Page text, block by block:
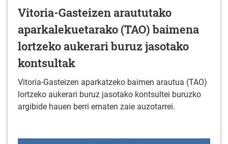
Vitoria-Gasteizen araututako
aparkalekuetarako (TAO) baimena
lortzeko aukerari buruz jasotako
kontsultak
Vitoria-Gasteizen aparkatzeko baimen arautua (TAO)
lortzeko aukerari buruz jasotako kontsultei buruzko
argibide hauen berri ematen zaie auzotarrei.